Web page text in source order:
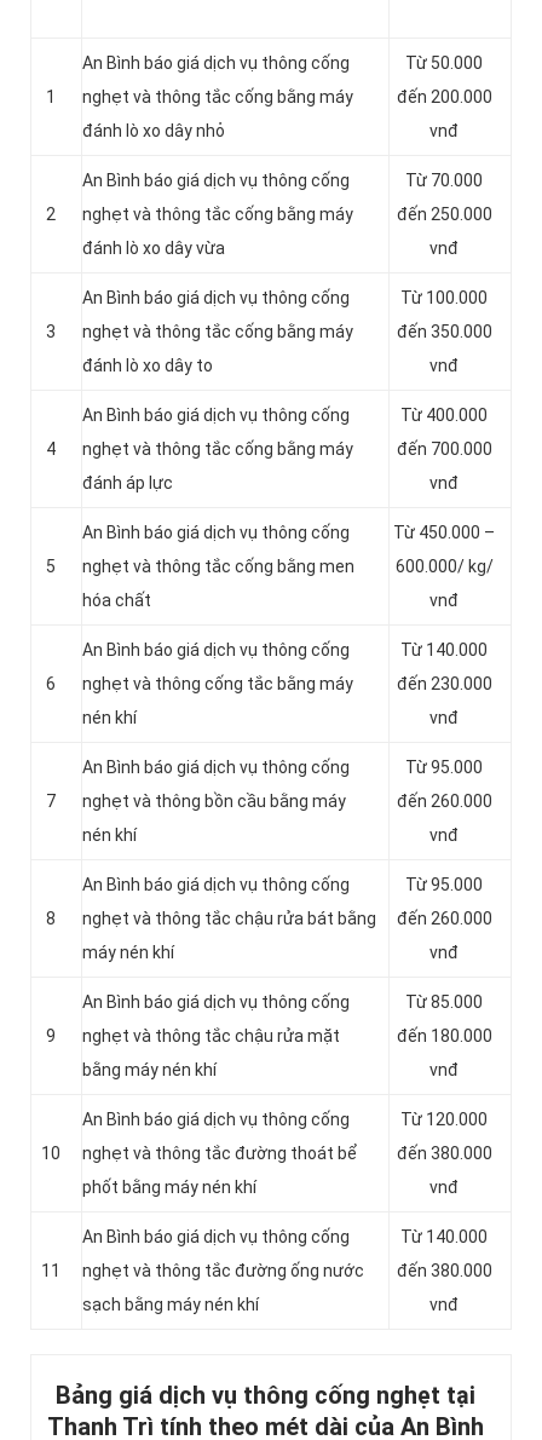
1
An Bình báo giá dịch vụ thông cống
nghẹt và thông tắc cống bằng máy
đánh lò xo dây nhỏ
Từ 50.000
đến 200.000
vnđ
2
An Bình báo giá dịch vụ thông cống
nghẹt và thông tắc cống bằng máy
đánh lò xo dây vừa
Từ 70.000
đến 250.000
vnđ
3
An Bình báo giá dịch vụ thông cống
nghẹt và thông tắc cống bằng máy
đánh lò xo dây to
Từ 100.000
đến 350.000
vnđ
4
An Bình báo giá dịch vụ thông cống
nghẹt và thông tắc cống bằng máy
đánh áp lực
Từ 400.000
đến 700.000
vnđ
5
An Bình báo giá dịch vụ thông cống
nghẹt và thông tắc cống bằng men
hóa chất
Từ 450.000 –
600.000/ kg/
vnđ
6
An Bình báo giá dịch vụ thông cống
nghẹt và thông cống tắc bằng máy
nén khí
Từ 140.000
đến 230.000
vnđ
7
An Bình báo giá dịch vụ thông cống
nghẹt và thông bồn cầu bằng máy
nén khí
Từ 95.000
đến 260.000
vnđ
8
An Bình báo giá dịch vụ thông cống
nghẹt và thông tắc chậu rửa bát bằng
máy nén khí
Từ 95.000
đến 260.000
vnđ
9
An Bình báo giá dịch vụ thông cống
nghẹt và thông tắc chậu rửa mặt
bằng máy nén khí
Từ 85.000
đến 180.000
vnđ
10
An Bình báo giá dịch vụ thông cống
nghẹt và thông tắc đường thoát bể
phốt bằng máy nén khí
Từ 120.000
đến 380.000
vnđ
11
An Bình báo giá dịch vụ thông cống
nghẹt và thông tắc đường ống nước
sạch bằng máy nén khí
Từ 140.000
đến 380.000
vnđ
Bảng giá dịch vụ thông cống nghẹt tại
Thanh Trì tính theo mét dài của An Bình